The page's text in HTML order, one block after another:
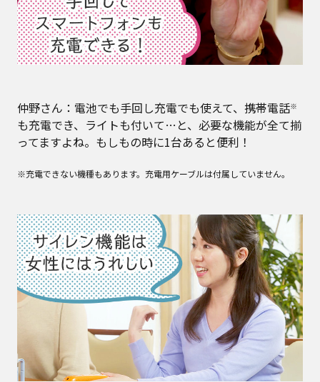
仲野さん：電池でも手回し充電でも使えて、携帯電話※
も充電でき、ライトも付いて…と、必要な機能が全て揃
ってますよね。もしもの時に1台あると便利！
※充電できない機種もあります。充電用ケーブルは付属していません。